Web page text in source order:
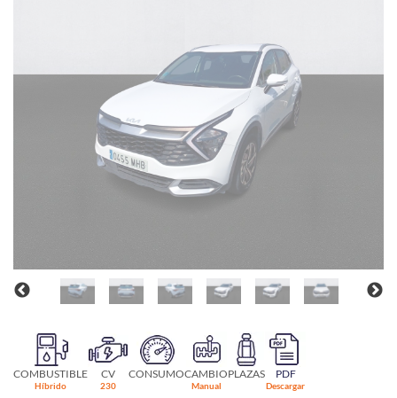
COMBUSTIBLE
Híbrido
CV
230
CONSUMOCAMBIO
Manual
PLAZAS PDF
Descargar